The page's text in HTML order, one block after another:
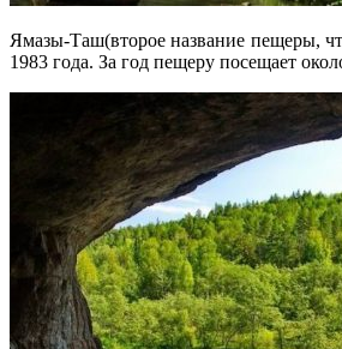
Ямазы-Таш(второе название пещеры,
1983 года. За год пещеру посещает